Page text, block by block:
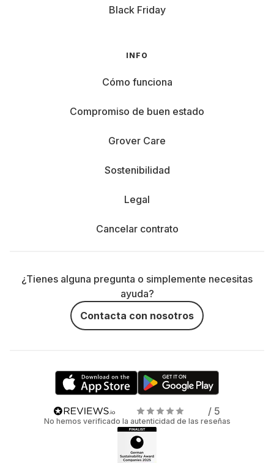
Black Friday
INFO
Cómo funciona
Compromiso de buen estado
Grover Care
Sostenibilidad
Legal
Cancelar contrato
¿Tienes alguna pregunta o simplemente necesitas
ayuda?
Contacta con nosotros
/ 5
No hemos verificado la autenticidad de las reseñas